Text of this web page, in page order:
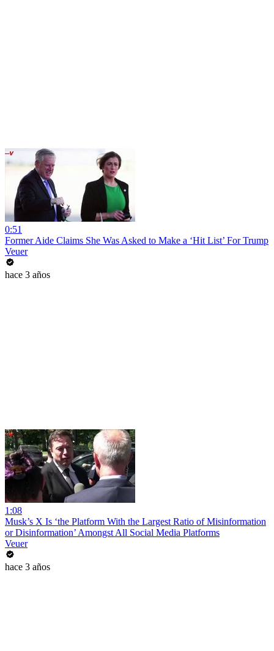
0:51
Former Aide Claims She Was Asked to Make a ‘Hit List’ For Trump
Veuer
hace 3 años
1:08
Musk’s X Is ‘the Platform With the Largest Ratio of Misinformation
or Disinformation’ Amongst All Social Media Platforms
Veuer
hace 3 años